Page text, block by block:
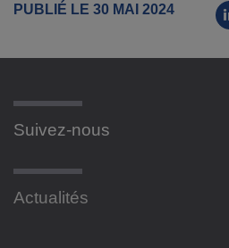
PUBLIÉ LE 30 MAI 2024
Suivez-nous
Actualités